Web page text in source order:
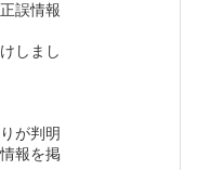
誤情報
しまし
が判明
報を掲